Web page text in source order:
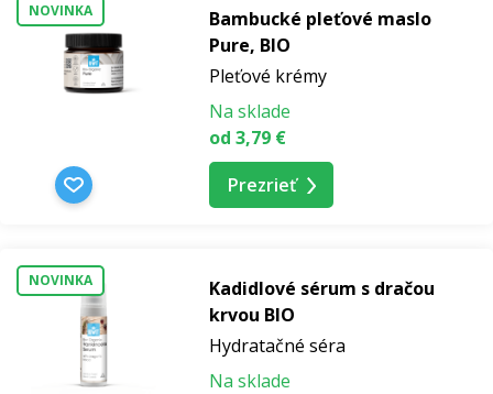
NOVINKA
Bambucké pleťové maslo
Pure, BIO
Pleťové krémy
Na sklade
od 3,79 €
Prezrieť
NOVINKA
Kadidlové sérum s dračou
krvou BIO
Hydratačné séra
Na sklade